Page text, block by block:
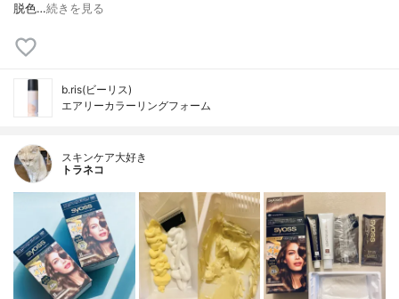
脱色…続きを見る
b.ris(ビーリス)
エアリーカラーリングフォーム
スキンケア大好き
トラネコ